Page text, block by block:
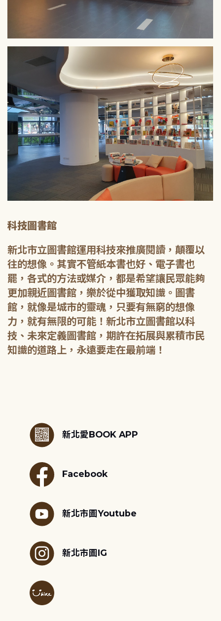
科技圖書館
新北市立圖書館運用科技來推廣閱讀，顛覆以
往的想像。其實不管紙本書也好、電子書也
罷，各式的方法或媒介，都是希望讓民眾能夠
更加親近圖書館，樂於從中獲取知識。圖書
館，就像是城市的靈魂，只要有無窮的想像
力，就有無限的可能！新北市立圖書館以科
技、未來定義圖書館，期許在拓展與累積市民
知識的道路上，永遠要走在最前端！
新北愛BOOK APP
Facebook
新北市圖Youtube
新北市圖IG